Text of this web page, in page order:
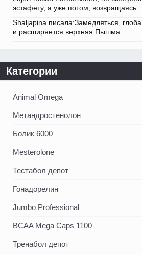
эстафету, а уже потом, возвращаясь.
Shaljapina писала:Замедляться,
и расширяется верхняя Пышма.
Категории
Animal Omega
Метандростенолон
Болик 6000
Mesterolone
Тестабол депот
Гонадорелин
Jumbo Professional
BCAA Mega Caps 1100
Тренабол депот